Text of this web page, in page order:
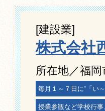
[建設業]
株式会社
所在地／福
毎月１～７日に“「い
授業参観など学校行